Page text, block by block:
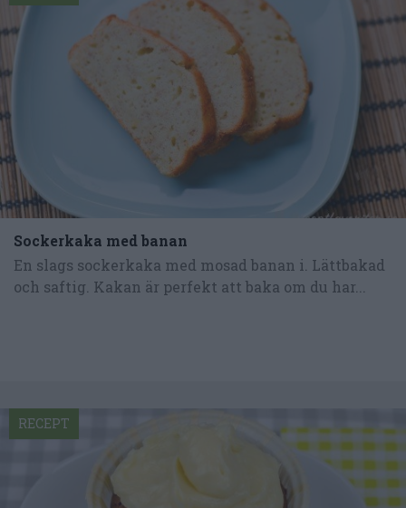
Sockerkaka med banan
En slags sockerkaka med mosad banan i. Lättbakad
och saftig. Kakan är perfekt att baka om du har...
RECEPT